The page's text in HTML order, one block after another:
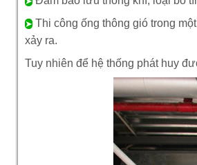
➤ Thi công ống thông gió trong
xảy ra.
Tuy nhiên để hệ thống phát huy